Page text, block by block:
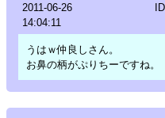
2011-06-26
14:04:11
うはｗ仲良しさん。
お鼻の柄がぷりちーですね。